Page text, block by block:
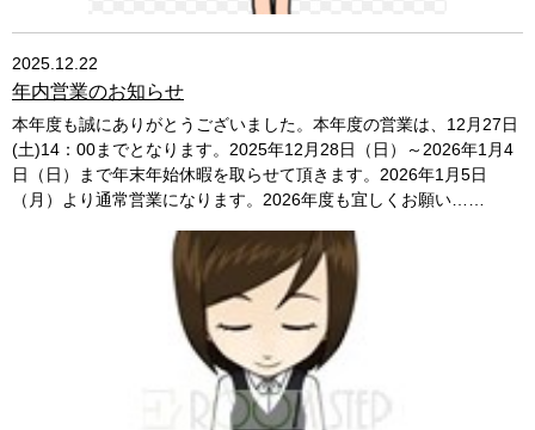
2025.12.22
年内営業のお知らせ
本年度も誠にありがとうございました。本年度の営業は、12月27日
(土)14：00までとなります。2025年12月28日（日）～2026年1月4
日（日）まで年末年始休暇を取らせて頂きます。2026年1月5日
（月）より通常営業になります。2026年度も宜しくお願い……